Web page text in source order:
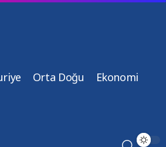
Orta Doğu Ekonomi